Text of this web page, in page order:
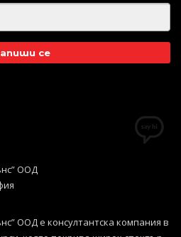
ООД
ООД е консултантска компания в